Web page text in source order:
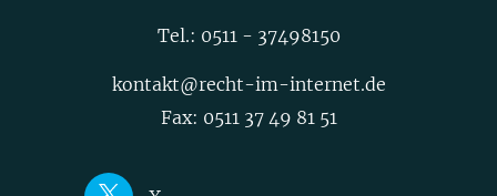
Tel.: 0511 - 37498150
kontakt@recht-im-internet.de
Fax: 0511 37 49 81 51